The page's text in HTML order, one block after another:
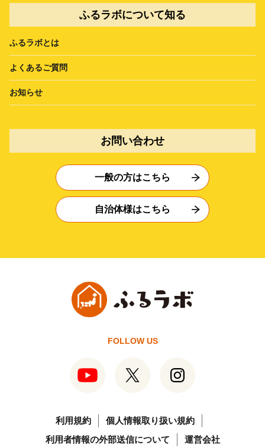
ふるラボについて知る
ふるラボとは
よくあるご質問
お知らせ
お問い合わせ
一般の方はこちら
自治体様はこちら
FOLLOW US
利用規約
個人情報取り扱い規約
利用者情報の外部送信について
運営会社